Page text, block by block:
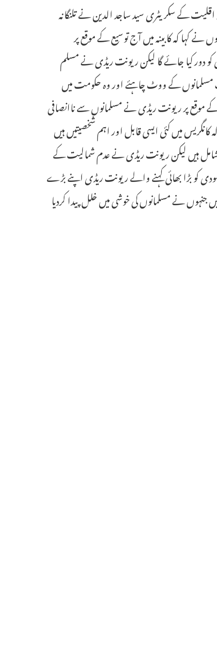
اقلیت کے سکریٹری سید ساجد الدین نے تلنگانہ
نے کہا کہ کابینہ میں آج توسیع کے موقع پر
کو دور کیا جائے گا لیکن ریونت ریڈی نے مسلم
مسلمانوں کے ووٹ چاہئے اور وہ حکومت میں
موقع پر ریونت ریڈی نے مسلمانوں سے ناانصافی
میں کئی ایسی قابل اور اہم شخصیتیں ہیں
شامل ہیں لیکن ریونت ریڈی نے عدم شمالیت کے
کو بڑا بھائی کہنے والے ریونت ریڈی اپنے بڑے
جنہوں نے مسلمانوں کی خوشی میں خلل پیدا کردیا